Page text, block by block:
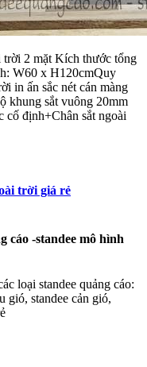
trời 2 mặt Kích thước tổng
W60 x H120cmQuy
in ấn sắc nét cán màng
khung sắt vuông 20mm
định+Chân sắt ngoài
trời giá rẻ
cáo -standee mô hình
loại standee quảng cáo:
gió, standee cản gió,